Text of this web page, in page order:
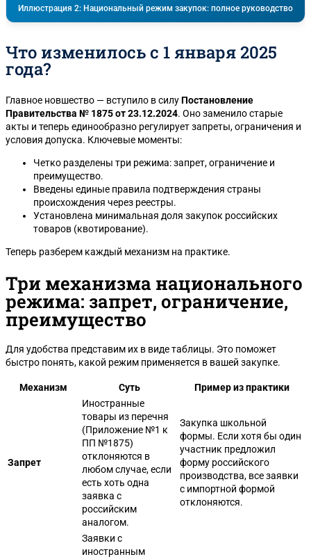
Иллюстрация 2: Национальный режим закупок: полное руководство
Что изменилось с 1 января 2025
года?
Главное новшество — вступило в силуПостановление
Правительства № 1875 от 23.12.2024. Оно заменило старые
акты и теперь единообразно регулирует запреты, ограничения и
условия допуска. Ключевые моменты:
Четко разделены три режима: запрет, ограничение и
преимущество.
Введены единые правила подтверждения страны
происхождения через реестры.
Установлена минимальная доля закупок российских
товаров (квотирование).
Теперь разберем каждый механизм на практике.
Три механизма национального
режима: запрет, ограничение,
преимущество
Для удобства представим их в виде таблицы. Это поможет
быстро понять, какой режим применяется в вашей закупке.
Механизм Суть Пример из практики
Запрет
Иностранные
товары из перечня
(Приложение №1 к
ПП №1875)
отклоняются в
любом случае, если
есть хоть одна
заявка с
российским
аналогом.
Закупка школьной
формы. Если хотя бы один
участник предложил
форму российского
производства, все заявки
с импортной формой
отклоняются.
Заявки с
иностранным